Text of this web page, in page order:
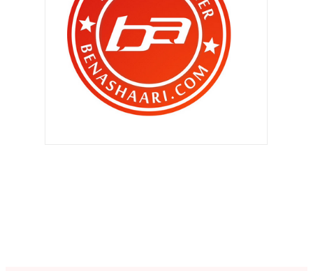
Budu milo dengan tepung gomak !
Kenapa kena beli In Trend
September 2013 ?
Berbaloi ke jadi blogger ???
Merdekaaa ! Merdekaaa !!
Merdekaaa !! ke 56 ..